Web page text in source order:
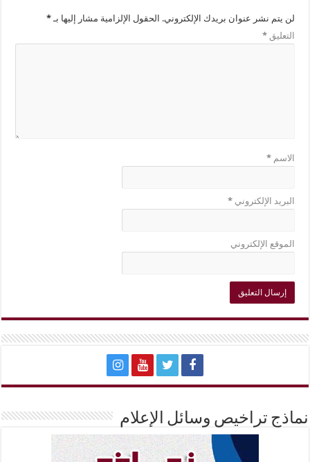
لن يتم نشر عنوان بريدك الإلكتروني. الحقول الإلزامية مشار إليها بـ*
التعليق*
الاسم*
البريد الإلكتروني*
الموقع الإلكتروني
نماذج تراخيص وسائل الإعلام